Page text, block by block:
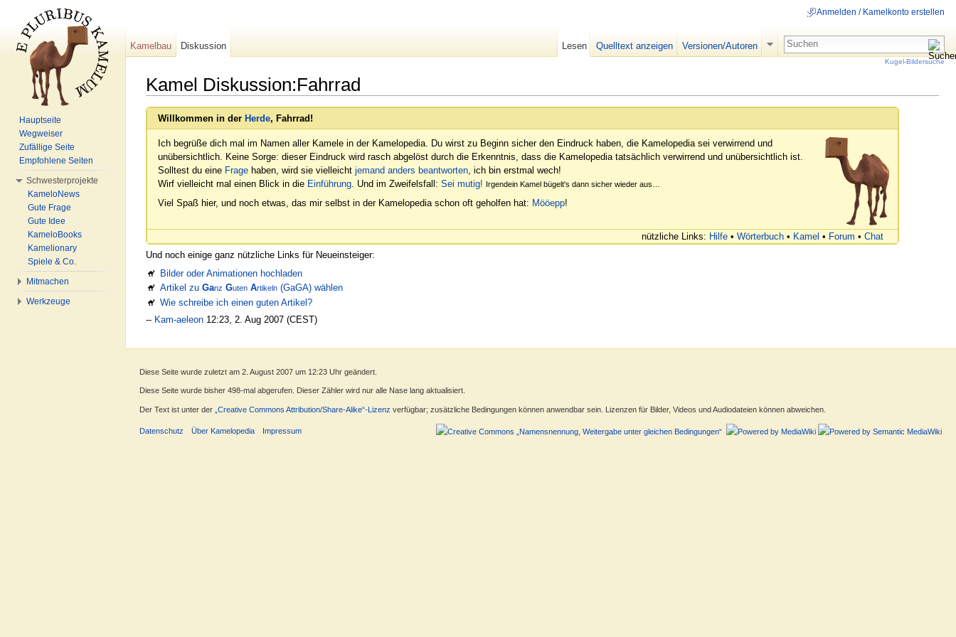
Kamel Diskussion:Fahrrad
Willkommen in der Herde, Fahrrad!
Ich begrüße dich mal im Namen aller Kamele in der Kamelopedia. Du wirst zu Beginn sicher den Eindruck haben, die Kamelopedia sei verwirrend und
unübersichtlich. Keine Sorge: dieser Eindruck wird rasch abgelöst durch die Erkenntnis, dass die Kamelopedia tatsächlich verwirrend und unübersichtlich ist.
Solltest du eine Frage haben, wird sie vielleicht jemand anders beantworten, ich bin erstmal wech!
Wirf vielleicht mal einen Blick in die Einführung. Und im Zweifelsfall: Sei mutig! Irgendein Kamel bügelt's dann sicher wieder aus…
Viel Spaß hier, und noch etwas, das mir selbst in der Kamelopedia schon oft geholfen hat: Mööepp!
nützliche Links: Hilfe • Wörterbuch • Kamel • Forum • Chat
Und noch einige ganz nützliche Links für Neueinsteiger:
Bilder oder Animationen hochladen
Artikel zuGanz Guten Artikeln (GaGA) wählen
Wie schreibe ich einen guten Artikel?
-- Kam-aeleon 12:23, 2. Aug 2007 (CEST)
Anmelden / Kamelkonto erstellen
Kamelbau Diskussion Lesen Quelltext anzeigen Versionen/Autoren
Kugel-Bildersuche
Hauptseite
Wegweiser
Zufällige Seite
Empfohlene Seiten
Schwesterprojekte
KameloNews
Gute Frage
Gute Idee
KameloBooks
Kamelionary
Spiele & Co.
Mitmachen
Werkzeuge
Diese Seite wurde zuletzt am 2. August 2007 um 12:23 Uhr geändert.
Diese Seite wurde bisher 498-mal abgerufen. Dieser Zähler wird nur alle Nase lang aktualisiert.
Der Text ist unter der „Creative Commons Attribution/Share-Alike“-Lizenz verfügbar; zusätzliche Bedingungen können anwendbar sein. Lizenzen für Bilder, Videos und Audiodateien können abweichen.
Datenschutz Über Kamelopedia Impressum